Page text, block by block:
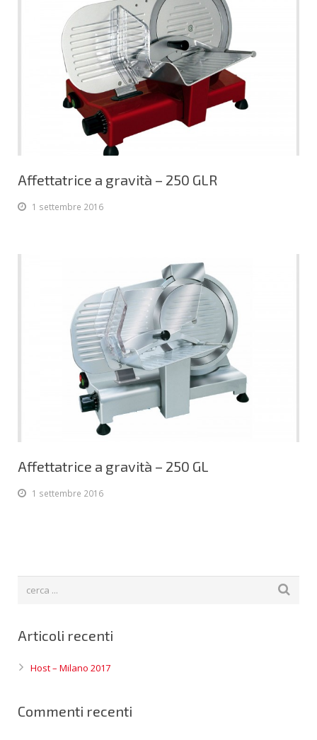
Affettatrice a gravità – 250 GLR
1 settembre 2016
Affettatrice a gravità – 250 GL
1 settembre 2016
Articoli recenti
Host – Milano 2017
Commenti recenti